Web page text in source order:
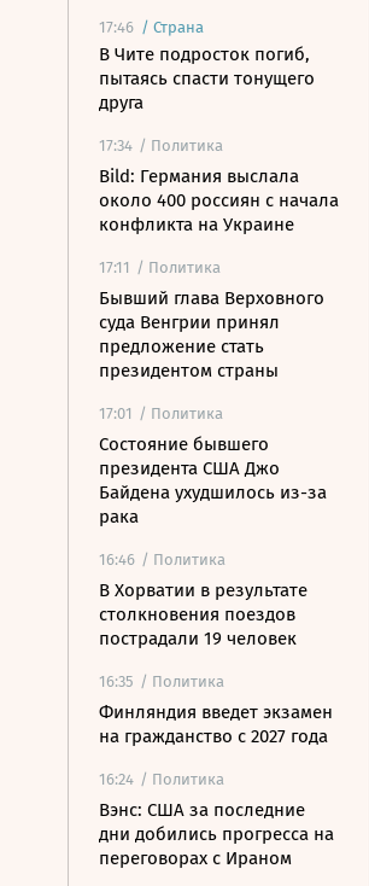
17:46 / Страна
В Чите подросток погиб,
пытаясь спасти тонущего
друга
17:34 / Политика
Bild: Германия выслала
около 400 россиян с начала
конфликта на Украине
17:11 / Политика
Бывший глава Верховного
суда Венгрии принял
предложение стать
президентом страны
17:01 / Политика
Состояние бывшего
президента США Джо
Байдена ухудшилось из-за
рака
16:46 / Политика
В Хорватии в результате
столкновения поездов
пострадали 19 человек
16:35 / Политика
Финляндия введет экзамен
на гражданство с 2027 года
16:24 / Политика
Вэнс: США за последние
дни добились прогресса на
переговорах с Ираном